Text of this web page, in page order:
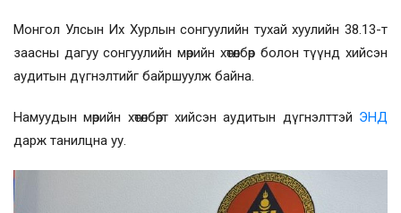
Монгол Улсын Их Хурлын сонгуулийн тухай хуулийн 38.13-т
заасны дагуу сонгуулийн мөрийн хөтөлбөр болон түүнд хийсэн
аудитын дүгнэлтийг байршуулж байна.
Намуудын мөрийн хөтөлбөрт хийсэн аудитын дүгнэлттэй ЭНД
дарж танилцна уу.